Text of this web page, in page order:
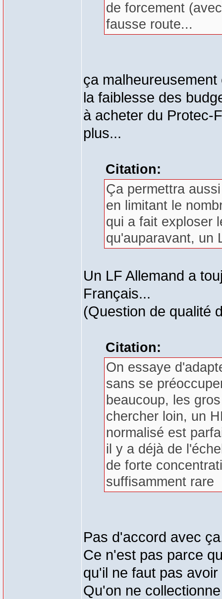
de forcement
fausse route...
ça
la faiblesse des
à acheter du Protec-
plus...
Citation:
Ça permettra
en limitant le
qui a fait exploser
qu'auparavant, un
Un LF Allemand a
Français...
(Question de qualité
Citation:
On essaye
sans se
beaucoup, les
chercher loin, un
normalisé est
il y a déjà de
de forte
suffisamment rare
Pas d'accord avec
Ce n'est pas parce
qu'il ne faut pas
Qu'on ne